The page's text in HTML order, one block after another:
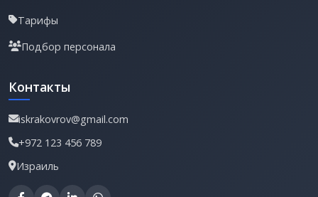
Тарифы
Подбор персонала
Контакты
iskrakovrov@gmail.com
+972 123 456 789
Израиль